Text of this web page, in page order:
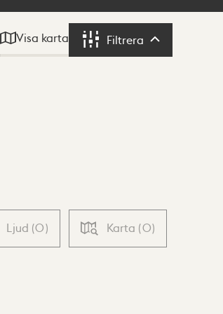
Visa karta Filtrera Filtrera
Ljud (0) Karta (0)